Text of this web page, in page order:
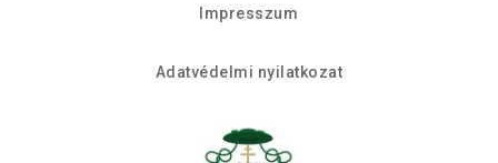
Impresszum
Adatvédelmi nyilatkozat